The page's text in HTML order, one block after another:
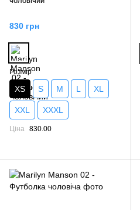
830 грн
Розмір
XS S M L XL
XXL XXXL
Ціна 830.00